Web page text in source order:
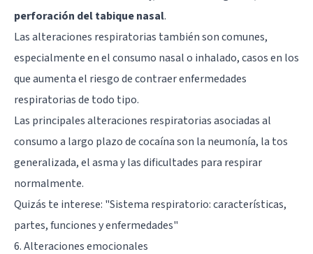
perforación del tabique nasal.
Las alteraciones respiratorias también son comunes,
especialmente en el consumo nasal o inhalado, casos en los
que aumenta el riesgo de contraer enfermedades
respiratorias de todo tipo.
Las principales alteraciones respiratorias asociadas al
consumo a largo plazo de cocaína son la neumonía, la tos
generalizada, el asma y las dificultades para respirar
normalmente.
Quizás te interese: "Sistema respiratorio: características,
partes, funciones y enfermedades"
6. Alteraciones emocionales